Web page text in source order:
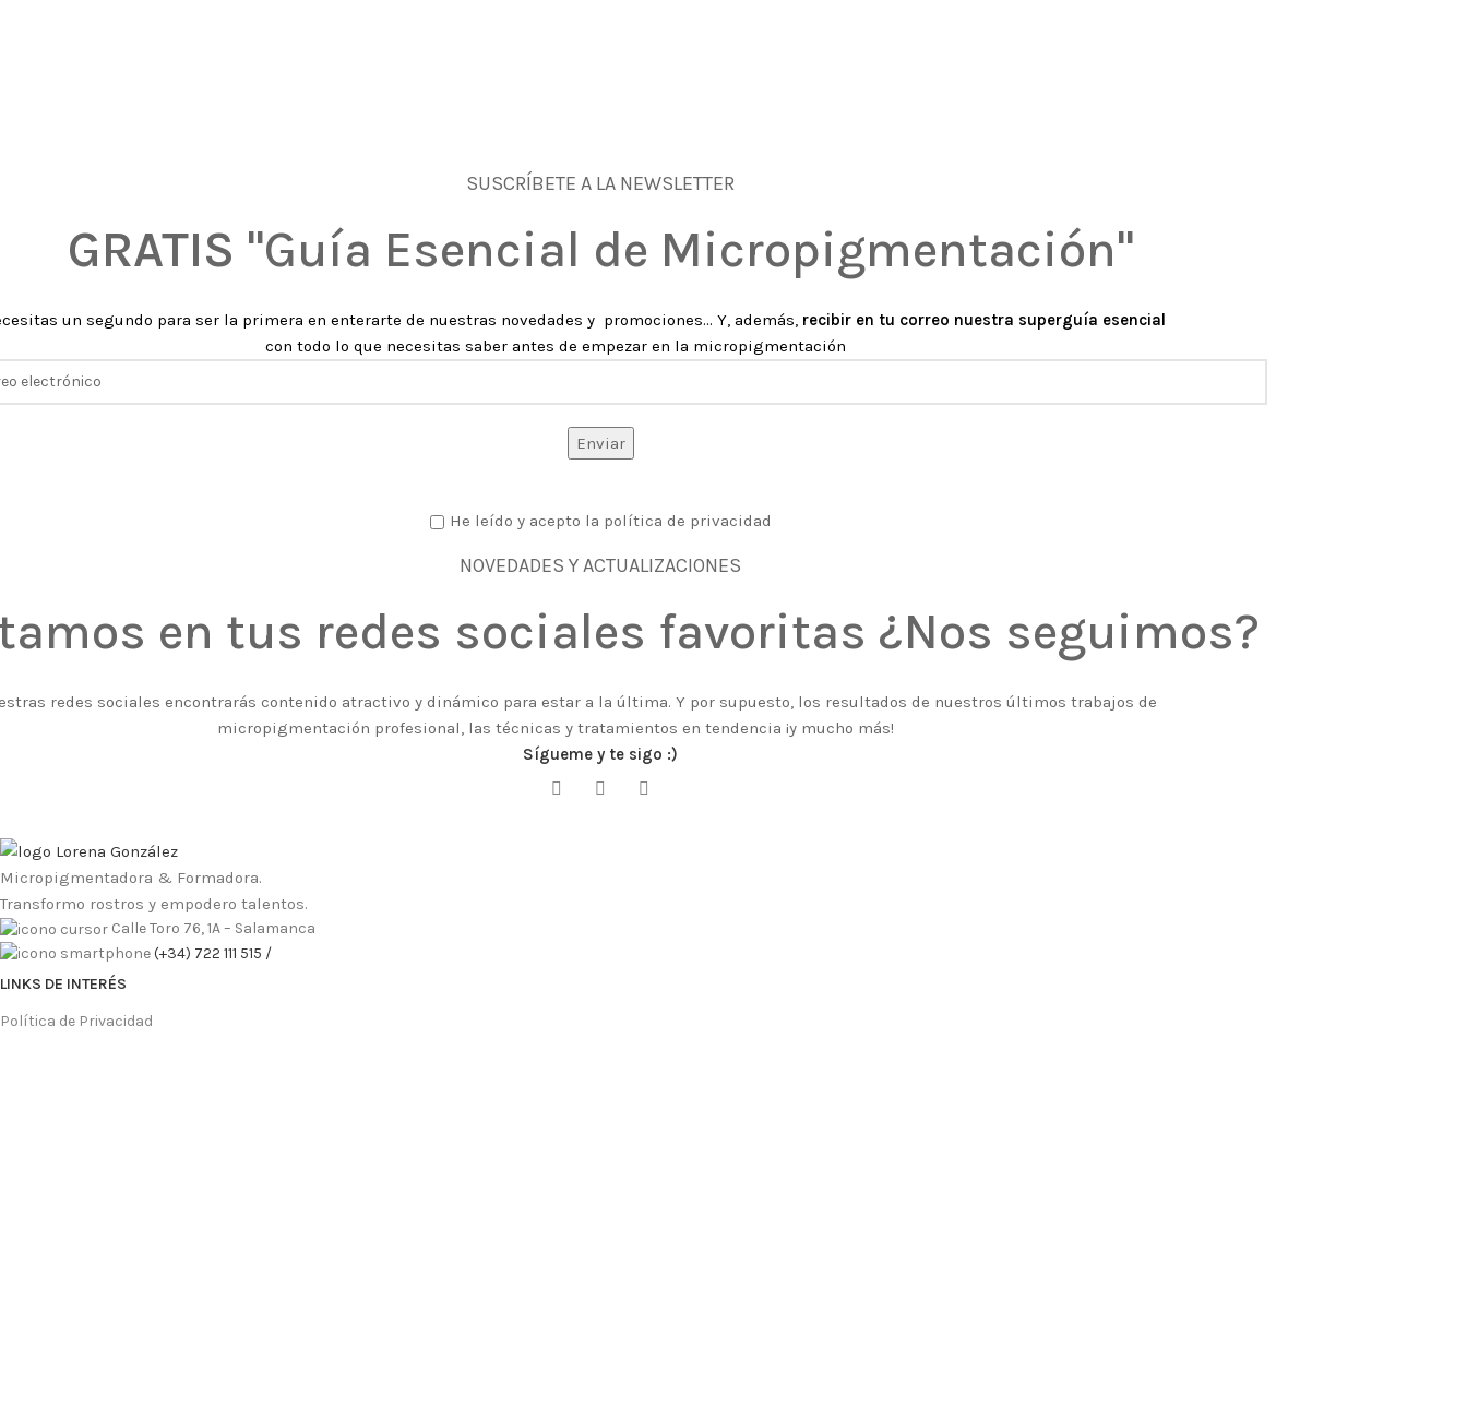
SUSCRÍBETE A LA NEWSLETTER
GRATIS "Guía Esencial de Micropigmentación"
un segundo para ser la primera en enterarte de nuestras novedades y promociones... Y, además, recibir en tu correo nuestra superguía esencial
con todo lo que necesitas saber antes de empezar en la micropigmentación
He leído y acepto la política de privacidad
NOVEDADES Y ACTUALIZACIONES
en tus redes sociales favoritas ¿Nos seguimos?
redes sociales encontrarás contenido atractivo y dinámico para estar a la última. Y por supuesto, los resultados de nuestros últimos trabajos de
micropigmentación profesional, las técnicas y tratamientos en tendencia ¡y mucho más!
Sígueme y te sigo :)
Micropigmentadora & Formadora.
Transformo rostros y empodero talentos.
Calle Toro 76, 1A – Salamanca
(+34) 722 111 515 /
LINKS DE INTERÉS
Política de Privacidad